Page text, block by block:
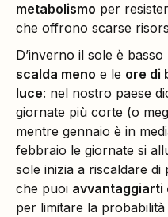
metabolismo per
che offrono scarse
D’inverno il sole è
scalda meno e le ore di
luce: nel nostro paese
giornate più corte (o
mentre gennaio è in
febbraio le giornate si
sole inizia a riscaldare di
che puoi avvantaggiarti
per limitare la